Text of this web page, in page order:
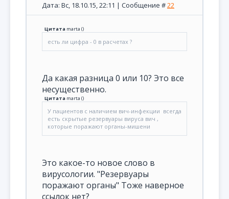
Дата: Вс, 18.10.15, 22:11 | Сообщение #22
Цитата marta ()
есть ли цифра - 0 в расчетах ?
Да какая разница 0 или 10? Это все
несущественно.
Цитата marta ()
У пациентов с наличием вич-инфекции всегда
есть скрытые резервуары вируса вич ,
которые поражают органы-мишени
Это какое-то новое слово в
вирусологии. "Резервуары
поражают органы" Тоже наверное
ссылок нет?